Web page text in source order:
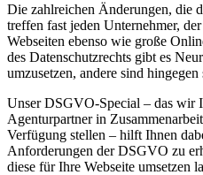
Die zahlreichen Änderungen, die
treffen fast jeden Unternehmer,
Webseiten ebenso wie große
des Datenschutzrechts gibt es
umzusetzen, andere sind
Unser DSGVO-Special – das wir
Agenturpartner in
Verfügung stellen – hilft Ihnen
Anforderungen der DSGVO zu
diese für Ihre Webseite umsetzen